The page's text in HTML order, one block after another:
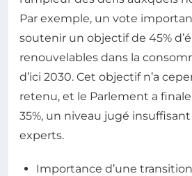
Par exemple, un vote
soutenir un objectif de 45%
renouvelables dans la
d’ici 2030. Cet objectif n’a
retenu, et le Parlement a
35%, un niveau jugé
experts.
Importance d’une